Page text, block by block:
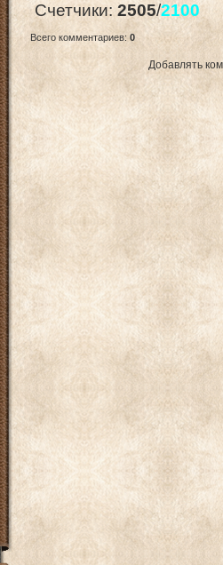
Счетчики: 2505/2100
Всего комментариев: 0
Добавлять